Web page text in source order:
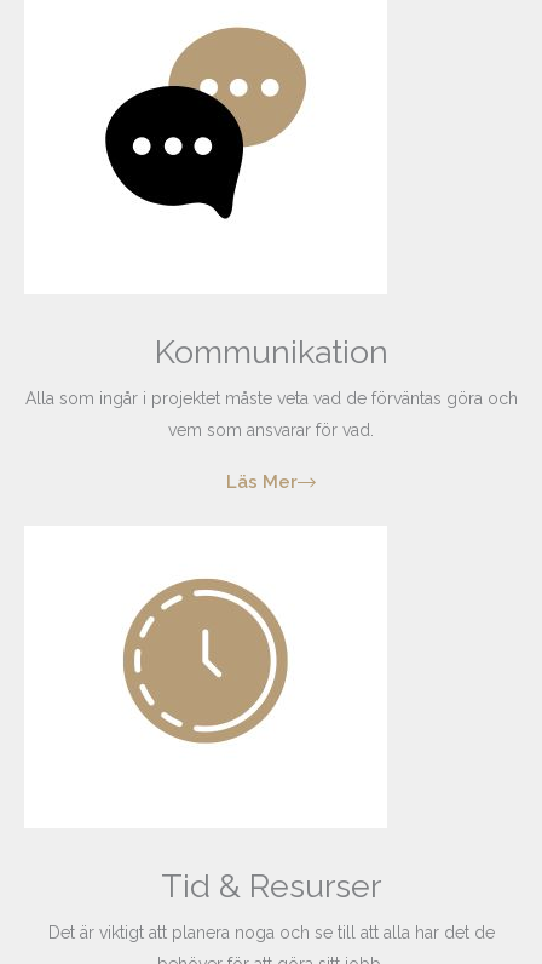
Kommunikation
Alla som ingår i projektet måste veta vad de förväntas göra och
vem som ansvarar för vad.
Läs Mer
Tid & Resurser
Det är viktigt att planera noga och se till att alla har det de